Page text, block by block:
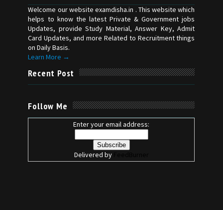
Welcome our website examdisha.in . This website which
helps to know the latest Private & Government jobs
Updates, provide Study Material, Answer Key, Admit
Card Updates, and more Related to Recruitment things
on Daily Basis.
Learn More →
Recent Post
Follow Me
Enter your email address:
Delivered by